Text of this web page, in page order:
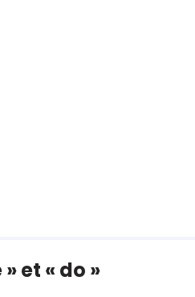
et « do »